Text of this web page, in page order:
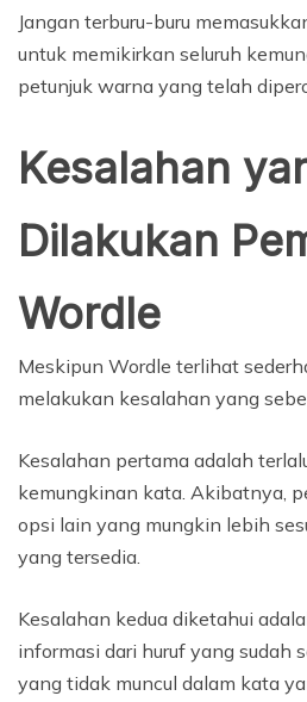
Jangan terburu-buru
untuk memikirkan seluruh
petunjuk warna yang telah
Kesalahan
Dilakukan
Wordle
Meskipun Wordle terlihat
melakukan kesalahan yang
Kesalahan pertama adalah
kemungkinan kata. Akibatnya,
opsi lain yang mungkin lebih
yang tersedia.
Kesalahan kedua diketahui
informasi dari huruf yang sudah
yang tidak muncul dalam kata